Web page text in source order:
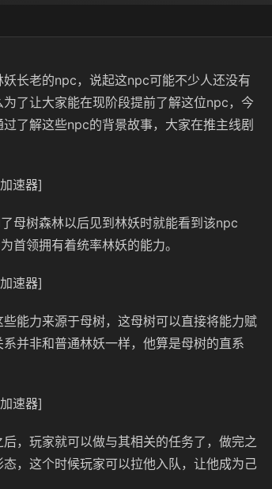
长老的npc，说起这npc可能不少人还没有
了让大家能在现阶段提前了解这位npc，今
了解这些npc的背景故事，大家在推主线剧
速器]
母树森林以后见到林妖时就能看到该npc
首领拥有着统率林妖的能力。
速器]
能力来源于母树，这母树可以直接将能力赋
并非和普通林妖一样，他算是母树的直系
速器]
，玩家就可以做与其相关的任务了，做完之
，这个时候玩家可以拉他入队，让他成为己